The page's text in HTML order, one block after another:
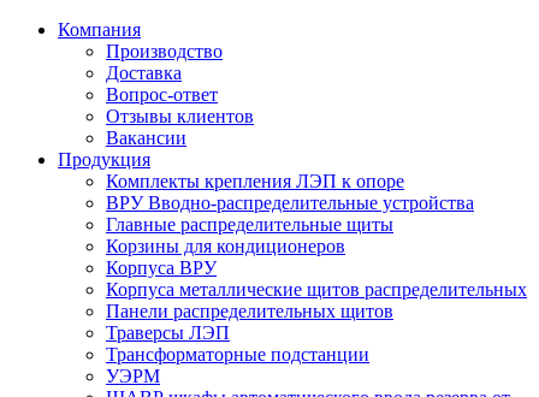
Компания
Производство
Доставка
Вопрос-ответ
Отзывы клиентов
Вакансии
Продукция
Комплекты крепления ЛЭП к опоре
ВРУ Вводно-распределительные устройства
Главные распределительные щиты
Корзины для кондиционеров
Корпуса ВРУ
Корпуса металлические щитов распределительных
Панели распределительных щитов
Траверсы ЛЭП
Трансформаторные подстанции
УЭРМ